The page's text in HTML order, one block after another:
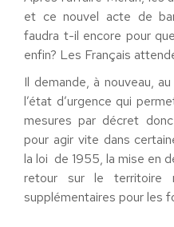
et ce nouvel acte de
faudra t-il encore pour
enfin? Les Français
Il demande, à nouveau,
l’état d’urgence qui
mesures par décret
pour agir vite dans
la loi de 1955, la mise en
retour sur le territoire
supplémentaires pour les